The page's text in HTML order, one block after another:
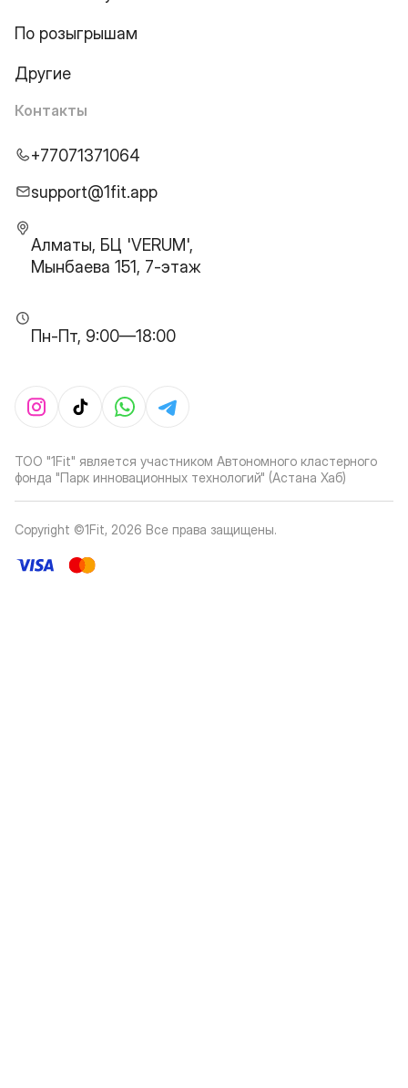
По розыгрышам
Другие
Контакты
+77071371064
support@1fit.app
Алматы, БЦ 'VERUM',
Мынбаева 151, 7-этаж
Пн-Пт, 9:00—18:00
ТОО "1Fit" является участником Автономного кластерного
фонда "Парк инновационных технологий" (Астана Хаб)
Copyright ©1Fit, 2026 Все права защищены.